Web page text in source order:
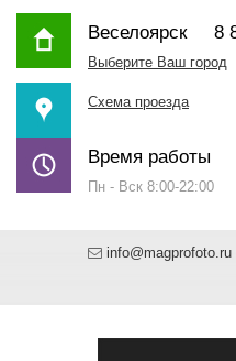
Веселоярск8
Выберите Ваш город
Схема проезда
Время работы
Пн - Вск 8:00-22:00
info@magprofoto.ru